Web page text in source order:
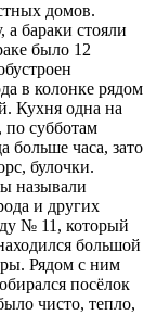
домов.
а бараки стояли
было 12
в колонке рядом
Кухня одна на
по субботам
больше часа, зато
булочки.
называли
и других
№ 11, который
большой
Рядом с ним
посёлок
чисто, тепло,